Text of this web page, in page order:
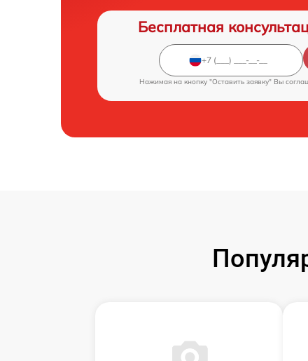
Бесплатная
Нажимая на кнопку "Оставить заявку" Вы